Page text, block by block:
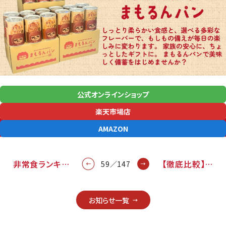
公式オンラインショップ
楽天市場店
AMAZON
非常食ランキ… 59／147 【徹底比較】…
お知らせ一覧